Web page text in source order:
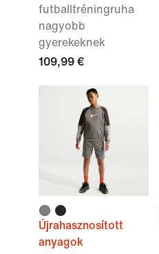
futballtréningruha
nagyobb
gyerekeknek
109,99 €
Újrahasznosított
anyagok